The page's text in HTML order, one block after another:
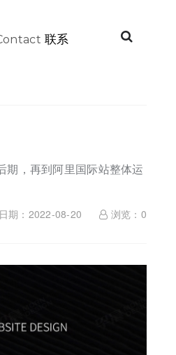
联系
期，再到阿里国际站整体运
日期：2022-08-20 浏览： 0